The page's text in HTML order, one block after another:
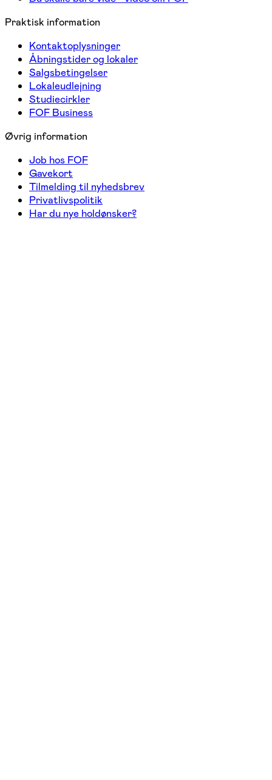
Praktisk information
Kontaktoplysninger
Åbningstider og lokaler
Salgsbetingelser
Lokaleudlejning
Studiecirkler
FOF Business
Øvrig information
Job hos FOF
Gavekort
Tilmelding til nyhedsbrev
Privatlivspolitik
Har du nye holdønsker?